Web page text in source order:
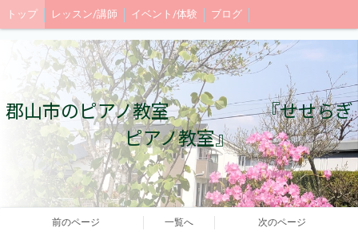
トップ レッスン/講師 イベント/体験 ブログ
郡山市のピアノ教室 『せせらぎ
ピアノ教室』
前のページ 一覧へ 次のページ